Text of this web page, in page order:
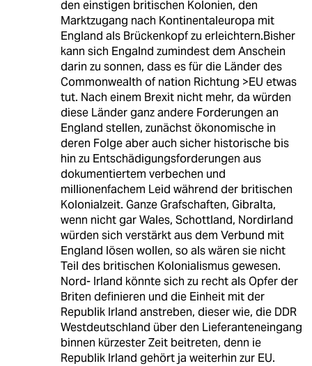
den einstigen britischen Kolonien, den
Marktzugang nach Kontinentaleuropa mit
England als Brückenkopf zu erleichtern.Bisher
kann sich Engalnd zumindest dem Anschein
darin zu sonnen, dass es für die Länder des
Commonwealth of nation Richtung >EU etwas
tut. Nach einem Brexit nicht mehr, da würden
diese Länder ganz andere Forderungen an
England stellen, zunächst ökonomische in
deren Folge aber auch sicher historische bis
hin zu Entschädigungsforderungen aus
dokumentiertem verbechen und
millionenfachem Leid während der britischen
Kolonialzeit. Ganze Grafschaften, Gibralta,
wenn nicht gar Wales, Schottland, Nordirland
würden sich verstärkt aus dem Verbund mit
England lösen wollen, so als wären sie nicht
Teil des britischen Kolonialismus gewesen.
Nord- Irland könnte sich zu recht als Opfer der
Briten definieren und die Einheit mit der
Republik Irland anstreben, dieser wie, die DDR
Westdeutschland über den Lieferanteneingang
binnen kürzester Zeit beitreten, denn ie
Republik Irland gehört ja weiterhin zur EU.